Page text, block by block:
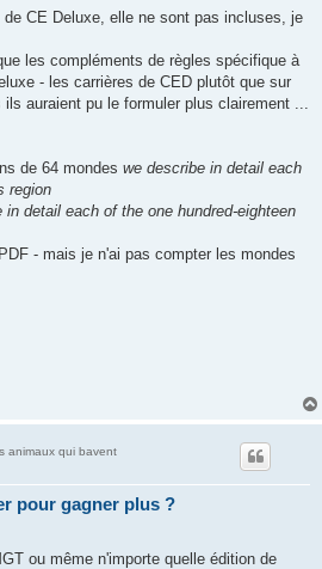
CE Deluxe, elle ne sont pas incluses, je
les compléments de règles spécifique à
- les carrières de CED plutôt que sur
auraient pu le formuler plus clairement ...
de 64 mondes we describe in detail each
region
in detail each of the one hundred-eighteen
- mais je n'ai pas compter les mondes
animaux qui bavent
pour gagner plus ?
ou même n'importe quelle édition de